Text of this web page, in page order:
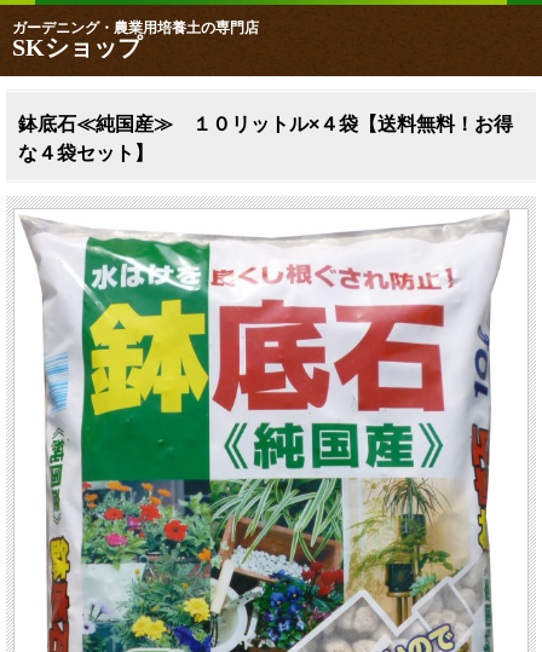
ガーデニング・農業用培養土の専門店
SKショップ
鉢底石≪純国産≫ １０リットル×４袋【送料無料！お得
な４袋セット】